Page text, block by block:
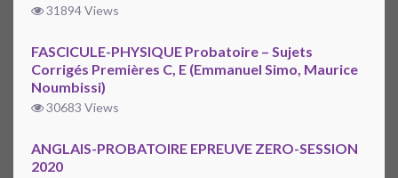
31894 Views
FASCICULE-PHYSIQUE Probatoire – Sujets
Corrigés Premières C, E (Emmanuel Simo, Maurice
Noumbissi)
30683 Views
ANGLAIS-PROBATOIRE EPREUVE ZERO-SESSION
2020